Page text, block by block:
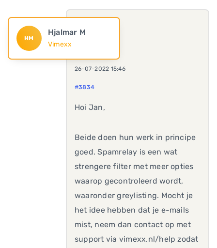
HM
Hjalmar M
Vimexx
26-07-2022 15:46
#3834
Hoi Jan,
Beide doen hun werk in principe
goed. Spamrelay is een wat
strengere filter met meer opties
waarop gecontroleerd wordt,
waaronder greylisting. Mocht je
het idee hebben dat je e-mails
mist, neem dan contact op met
support via vimexx.nl/help zodat